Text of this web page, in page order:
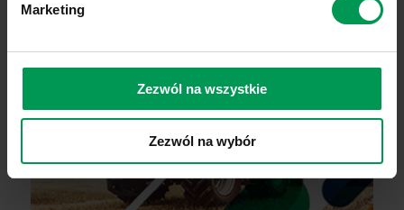
Marketing
Zezwól na wszystkie
Zezwól na wybór